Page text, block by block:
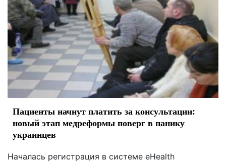
Пациенты начнут платить за консультации:
новый этап медреформы поверг в панику
украинцев
Началась регистрация в системе eHealth